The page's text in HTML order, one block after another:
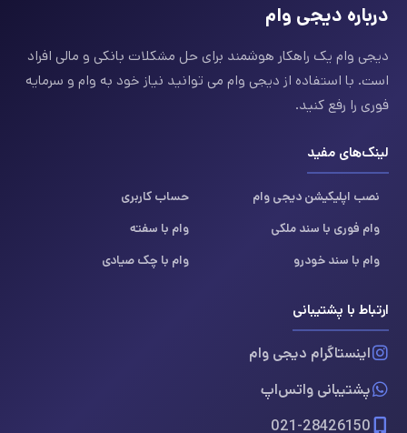
درباره دیجی وام
دیجی وام یک راهکار هوشمند برای حل مشکلات بانکی و مالی افراد
است. با استفاده از دیجی وام می توانید نیاز خود به وام و سرمایه
فوری را رفع کنید.
لینک‌های مفید
نصب اپلیکیشن دیجی وام
حساب کاربری
وام فوری با سند ملکی
وام با سفته
وام با سند خودرو
وام با چک صیادی
ارتباط با پشتیبانی
اینستاگرام دیجی وام
پشتیبانی واتس‌اپ
021-28426150